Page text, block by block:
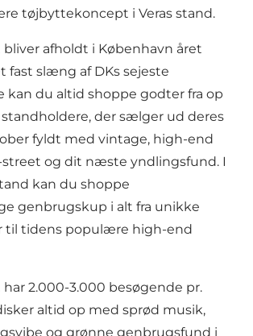
tøjbyttekoncept i Veras stand.
bliver afholdt i København året
fast slæng af DKs sejeste
kan du altid shoppe godter fra op
der sælger ud deres
fyldt med vintage, high-end
street og dit næste yndlingsfund. I
kan du shoppe
genbrugskup i alt fra unikke
til tidens populære high-end
har 2.000-3.000 besøgende pr.
altid op med sprød musik,
og grønne genbrugsfund i